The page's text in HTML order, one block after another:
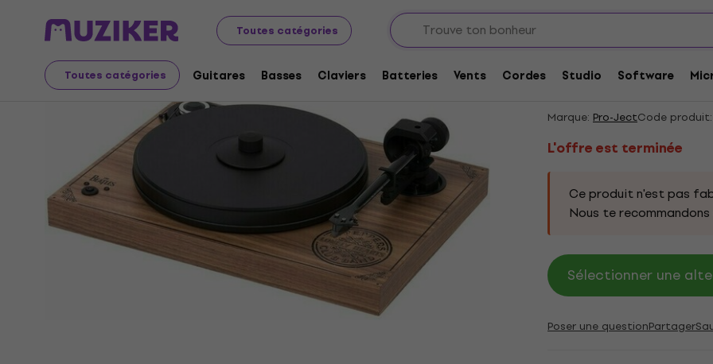
Toutes catégories
Toutes catégories Guitares Basses Claviers Batteries Vents Cordes Studio Software
Audio Video Tech Audio Audio domestique
L'offre est terminée
L'offre est terminée
Pro-Ject
Marque: Pro-JectCode produit:
L'offre est terminée
Ce produit n'est pas
Nous te
Sélectionner une
Poser une questionPartager